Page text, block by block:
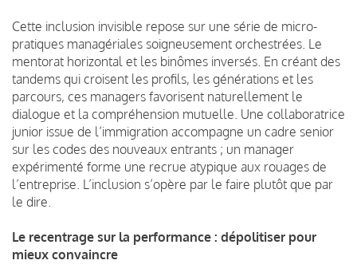
Cette inclusion invisible repose sur une série de micro-
pratiques managériales soigneusement orchestrées. Le
mentorat horizontal et les binômes inversés. En créant des
tandems qui croisent les profils, les générations et les
parcours, ces managers favorisent naturellement le
dialogue et la compréhension mutuelle. Une collaboratrice
junior issue de l’immigration accompagne un cadre senior
sur les codes des nouveaux entrants ; un manager
expérimenté forme une recrue atypique aux rouages de
l’entreprise. L’inclusion s’opère par le faire plutôt que par
le dire.
Le recentrage sur la performance : dépolitiser pour
mieux convaincre